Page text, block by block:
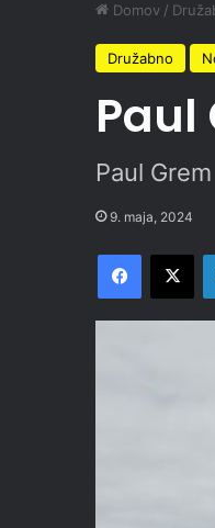
Domov /
Družabno
Paul
Paul
9. maja, 2024
Facebook
X